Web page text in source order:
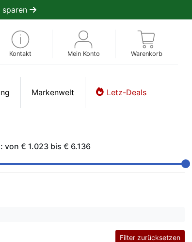
sparen
Kontakt Mein Konto Warenkorb
Markenwelt Letz-Deals
von € 1.023 bis € 6.136
Filter zurücksetzen